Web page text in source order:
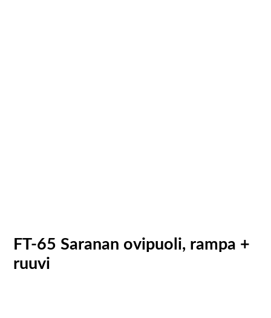
FT-65 Saranan ovipuoli, rampa +
ruuvi